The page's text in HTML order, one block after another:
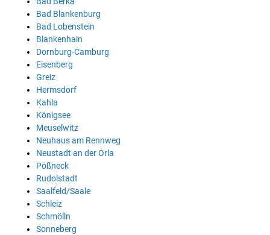
Bad Blankenburg
Bad Lobenstein
Blankenhain
Dornburg-Camburg
Eisenberg
Greiz
Hermsdorf
Kahla
Königsee
Meuselwitz
Neuhaus am Rennweg
Neustadt an der Orla
Pößneck
Rudolstadt
Saalfeld/Saale
Schleiz
Schmölln
Sonneberg